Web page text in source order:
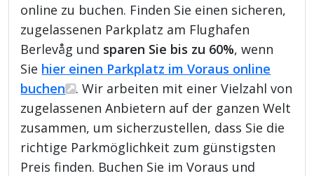
online zu buchen. Finden Sie einen sicheren,
zugelassenen Parkplatz am Flughafen
Berlevåg und sparen Sie bis zu 60%, wenn
Sie hier einen Parkplatz im Voraus online
buchen
. Wir arbeiten mit einer Vielzahl von
zugelassenen Anbietern auf der ganzen Welt
zusammen, um sicherzustellen, dass Sie die
richtige Parkmöglichkeit zum günstigsten
Preis finden. Buchen Sie im Voraus und